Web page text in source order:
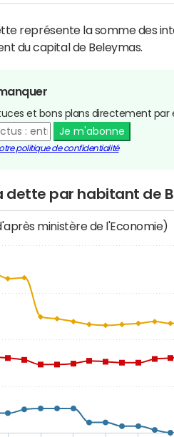
représente la somme des
du capital de Beleymas.
et bons plans directement par
Je m'abonne
politique de confidentialité
dette par habitant de
ministère de l'Economie)